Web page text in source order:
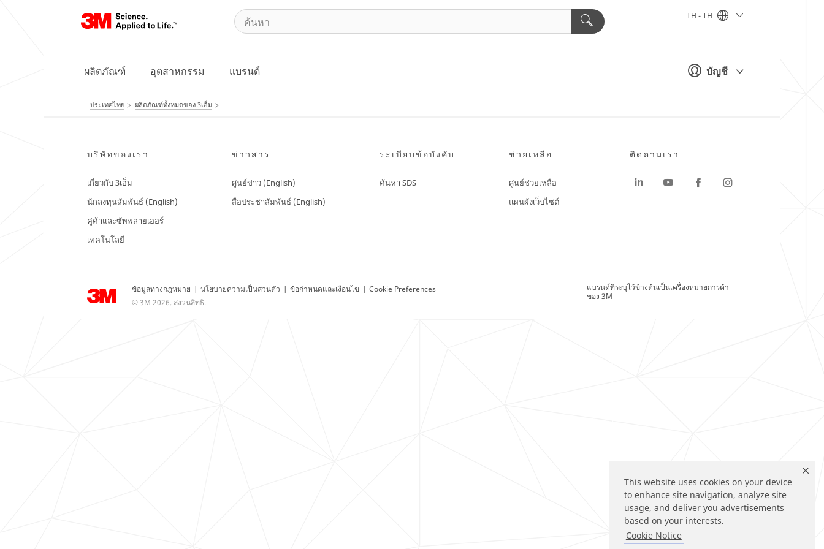
This website uses cookies on your device
to enhance site navigation, analyze site
usage, and deliver you advertisements
based on your interests.
Cookie Notice
บัญชี
TH - TH
ผลิตภัณฑ์ อุตสาหกรรม แบรนด์
ประเทศไทย ผลิตภัณฑ์ทั้งหมดของ 3เอ็ม
บริษัทของเรา
เกี่ยวกับ 3เอ็ม
นักลงทุนสัมพันธ์ (English)
คู่ค้าและซัพพลายเออร์
เทคโนโลยี
ข่าวสาร
ศูนย์ข่าว (English)
สื่อประชาสัมพันธ์ (English)
ระเบียบข้อบังคับ
ค้นหา SDS
ช่วยเหลือ
ศูนย์ช่วยเหลือ
แผนผังเว็บไซต์
ข้อมูลทางกฎหมาย | นโยบายความเป็นส่วนตัว | ข้อกำหนดและเงื่อนไข | Cookie Preferences
© 3M 2026. สงวนสิทธิ.
ติดตามเรา
แบรนด์ที่ระบุไว้ข้างต้นเป็นเครื่องหมายการค้า
ของ 3M